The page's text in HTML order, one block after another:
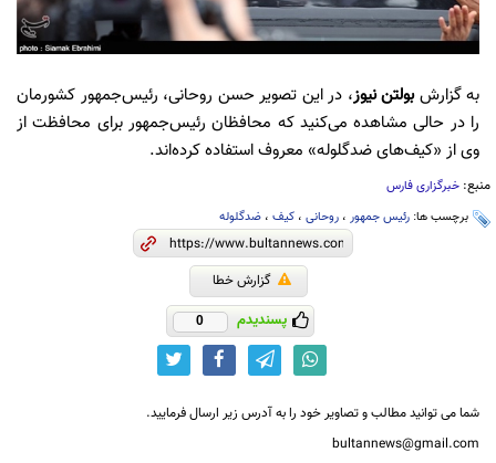
به گزارشبولتن نیوز، در این تصویر حسن روحانی، رئیس‌جمهور کشورمان
را در حالی مشاهده می‌کنید که محافظان رئیس‌جمهور برای محافظت از
وی از «کیف‌های ضدگلوله» معروف استفاده کرده‌اند.
منبع: خبرگزاری فارس
برچسب ها: رئیس جمهور ، روحانی ، کیف ، ضدگلوله
گزارش خطا
پسندیدم 0
شما می توانید مطالب و تصاویر خود را به آدرس زیر ارسال فرمایید.
bultannews@gmail.com